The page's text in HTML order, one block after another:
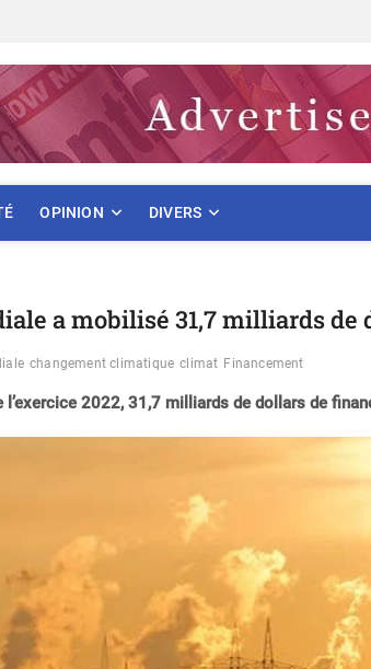
OPINION DIVERS
a mobilisé 31,7 milliards de
changement climatique climat Financement
2022, 31,7 milliards de dollars de